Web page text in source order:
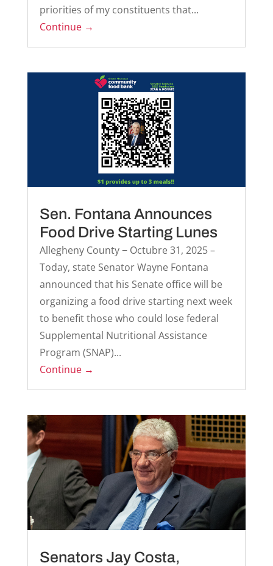
priorities of my constituents that...
Continue →
Sen. Fontana Announces
Food Drive Starting Lunes
Allegheny County − Octubre 31, 2025 –
Today, state Senator Wayne Fontana
announced that his Senate office will be
organizing a food drive starting next week
to benefit those who could lose federal
Supplemental Nutritional Assistance
Program (SNAP)...
Continue →
Senators Jay Costa,